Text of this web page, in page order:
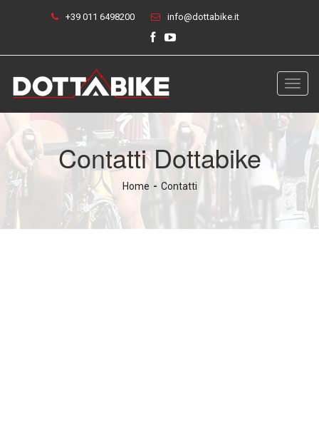
+39 011 6498200 info@dottabike.it
Contatti Dottabike
Home Contatti